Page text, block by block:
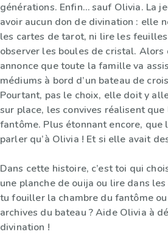
générations. Enfin… sauf Olivia. La
avoir aucun don de divination : elle
les cartes de tarot, ni lire les
observer les boules de cristal.
annonce que toute la famille va
médiums à bord d’un bateau de
Pourtant, pas le choix, elle doit y
sur place, les convives réalisent
fantôme. Plus étonnant encore, que
parler qu’à Olivia ! Et si elle avait
Dans cette histoire, c’est toi qui
une planche de ouija ou lire dans les
tu fouiller la chambre du fantôme
archives du bateau ? Aide Olivia à
divination !